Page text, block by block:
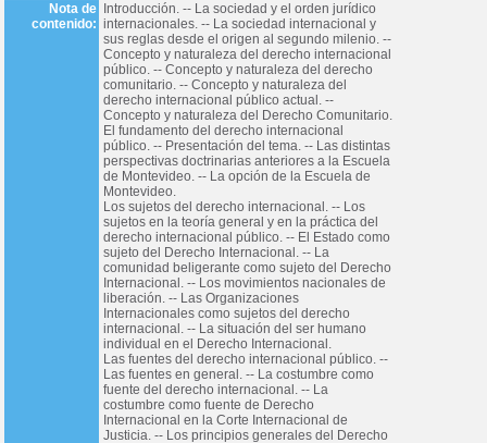
Nota de
contenido:
Introducción. -- La sociedad y el orden jurídico
internacionales. -- La sociedad internacional y
sus reglas desde el origen al segundo milenio. --
Concepto y naturaleza del derecho internacional
público. -- Concepto y naturaleza del derecho
comunitario. -- Concepto y naturaleza del
derecho internacional público actual. --
Concepto y naturaleza del Derecho Comunitario.
El fundamento del derecho internacional
público. -- Presentación del tema. -- Las distintas
perspectivas doctrinarias anteriores a la Escuela
de Montevideo. -- La opción de la Escuela de
Montevideo.
Los sujetos del derecho internacional. -- Los
sujetos en la teoría general y en la práctica del
derecho internacional público. -- El Estado como
sujeto del Derecho Internacional. -- La
comunidad beligerante como sujeto del Derecho
Internacional. -- Los movimientos nacionales de
liberación. -- Las Organizaciones
Internacionales como sujetos del derecho
internacional. -- La situación del ser humano
individual en el Derecho Internacional.
Las fuentes del derecho internacional público. --
Las fuentes en general. -- La costumbre como
fuente del derecho internacional. -- La
costumbre como fuente de Derecho
Internacional en la Corte Internacional de
Justicia. -- Los principios generales del Derecho